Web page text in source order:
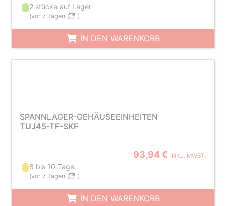
2 stücke auf Lager
(vor 7 Tagen )
IN DEN WARENKORB
SPANNLAGER-GEHÄUSEEINHEITEN
TUJ45-TF-SKF
93,94 € INKL. MWST.
8 bis 10 Tage
(vor 7 Tagen )
IN DEN WARENKORB